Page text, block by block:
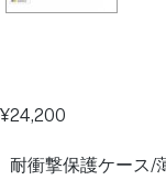
¥24,200
耐衝撃保護ケース/